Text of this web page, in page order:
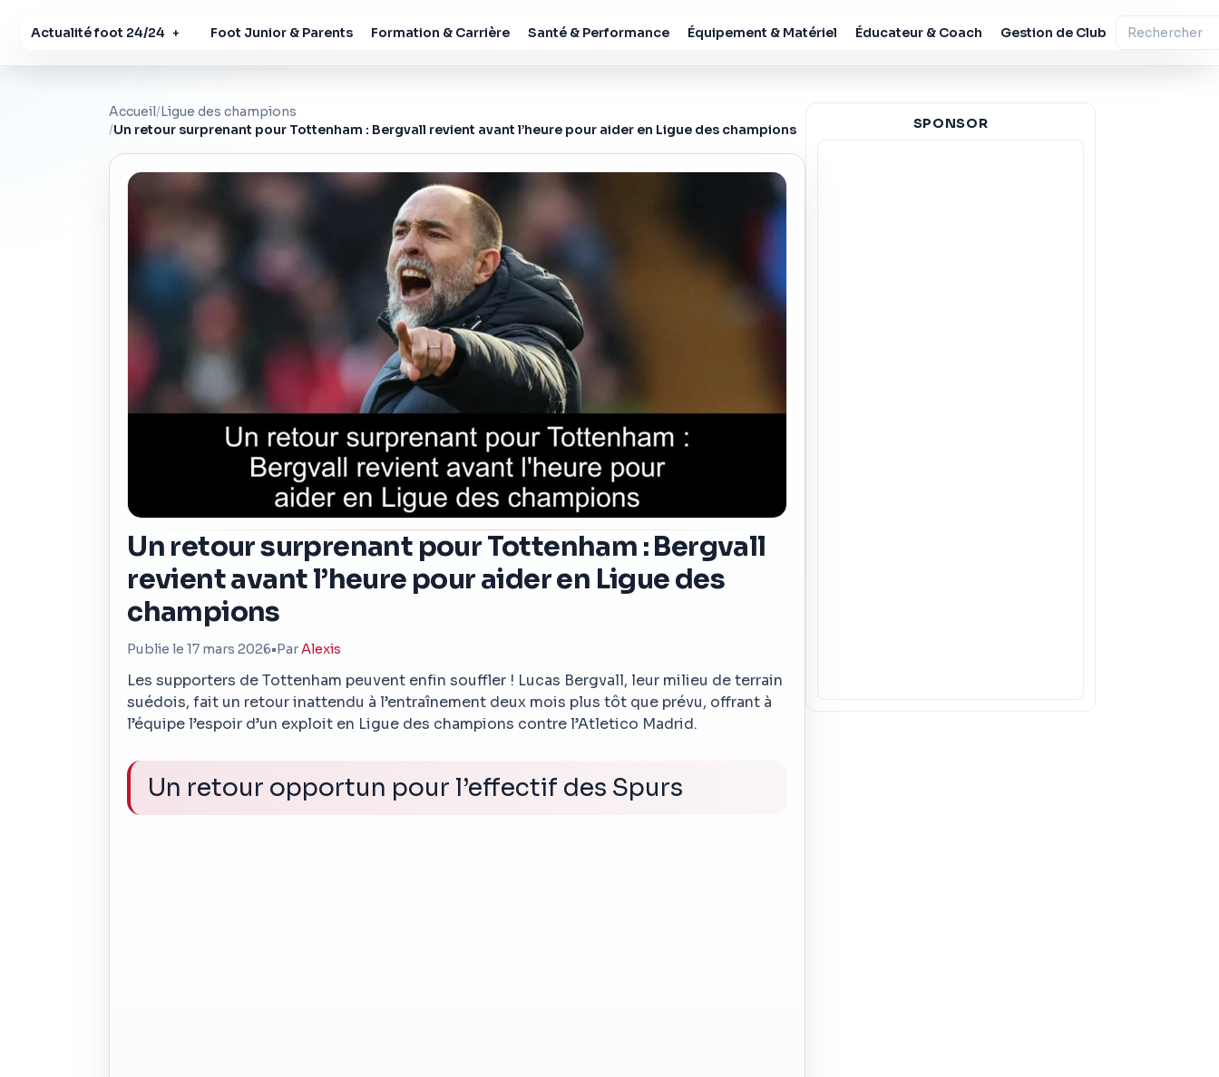
Actualité foot 24/24 + Foot Junior & Parents Formation & Carrière Santé & Performance Équipement & Matériel Éducateur & Coach Gestion de Club
Accueil/Ligue des champions
/Un retour surprenant pour Tottenham : Bergvall revient avant l’heure pour aider en Ligue des champions
Un retour surprenant pour Tottenham : Bergvall
revient avant l’heure pour aider en Ligue des
champions
Publie le 17 mars 2026•ParAlexis
Les supporters de Tottenham peuvent enfin souffler ! Lucas Bergvall, leur milieu de terrain
suédois, fait un retour inattendu à l’entraînement deux mois plus tôt que prévu, offrant à
l’équipe l’espoir d’un exploit en Ligue des champions contre l’Atletico Madrid.
Un retour opportun pour l’effectif des Spurs
SPONSOR